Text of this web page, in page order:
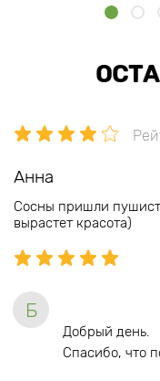
Анна
Сосны пришли
вырастет красота)
Б
Добрый день.
Спасибо, что